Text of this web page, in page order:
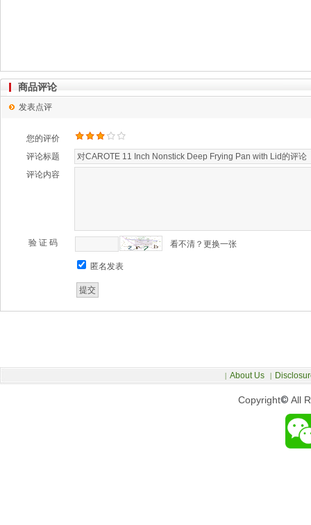
商品评论
发表点评
您的评价
评论标题
评论内容
验 证 码 看不清？更换一张
匿名发表
Copyright© All
| About Us |